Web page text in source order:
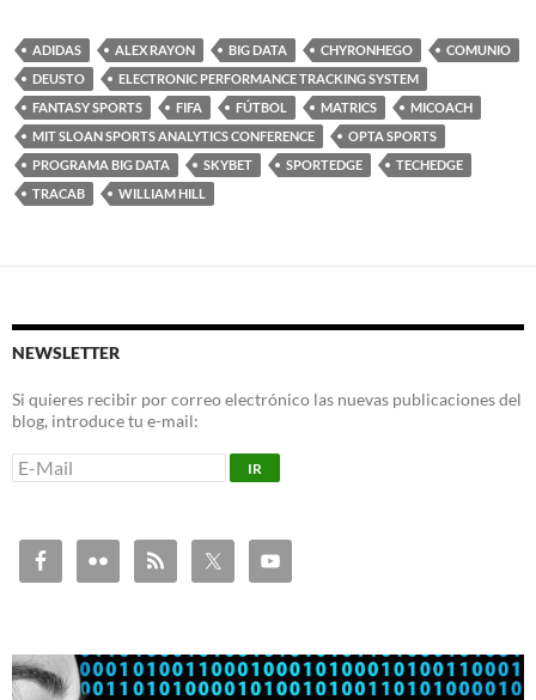
ADIDAS ALEX RAYON BIG DATA CHYRONHEGO
COMUNIO
DEUSTO
ELECTRONIC PERFORMANCE TRACKING SYSTEM
FANTASY SPORTS
FIFA FÚTBOL MATRICS
MICOACH
MIT SLOAN SPORTS ANALYTICS CONFERENCE
OPTA SPORTS
PROGRAMA BIG DATA
SKYBET SPORTEDGE
TECHEDGE
TRACAB
WILLIAM HILL
NEWSLETTER
Si quieres recibir por correo electrónico las nuevas publicaciones del
blog, introduce tu e-mail: